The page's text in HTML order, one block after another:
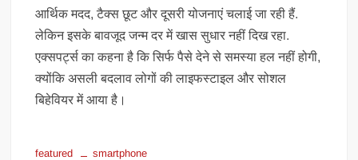
आर्थिक मदद, टैक्स छूट और दूसरी योजनाएं चलाई जा रही हैं.
लेकिन इसके बावजूद जन्म दर में खास सुधार नहीं दिख रहा.
एक्सपर्ट्स का कहना है कि सिर्फ पैसे देने से समस्या हल नहीं होगी,
क्योंकि असली बदलाव लोगों की लाइफस्टाइल और सोशल
बिहेवियर में आया है।
featured smartphone